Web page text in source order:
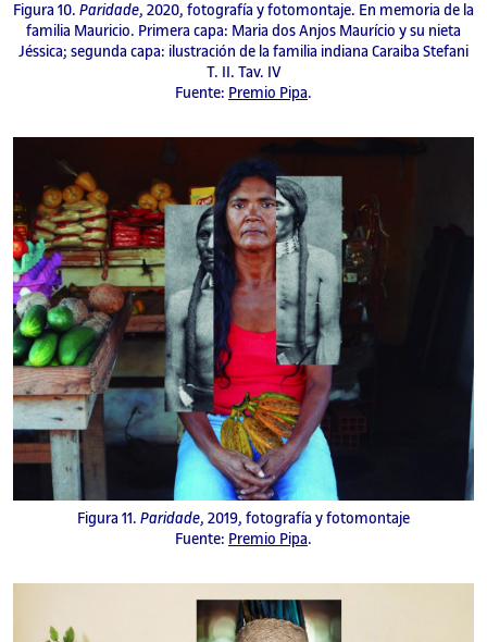
Figura 10. Paridade, 2020, fotografía y fotomontaje. En memoria de la
familia Mauricio. Primera capa: Maria dos Anjos Maurício y su nieta
Jéssica; segunda capa: ilustración de la familia indiana Caraiba Stefani
T. II. Tav. IV
Fuente: Premio Pipa.
Figura 11. Paridade, 2019, fotografía y fotomontaje
Fuente: Premio Pipa.